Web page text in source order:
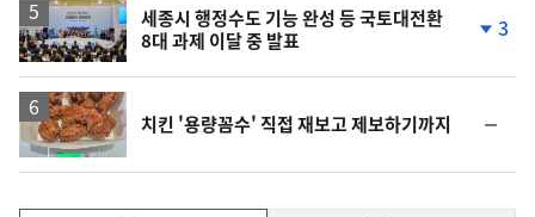
세종시 행정수도 기능 완성 등 국토대전환
8대 과제 이달 중 발표
3
치킨 '용량꼼수' 직접 재보고 제보하기까지
일